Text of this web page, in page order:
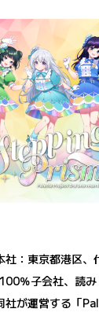
：東京都港区、
％子会社、読み
社が運営する「